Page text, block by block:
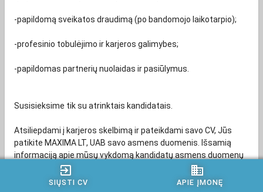
exit_to_app
SIŲSTI CV
business
APIE ĮMONĘ
-papildomą sveikatos draudimą (po bandomojo laikotarpio);
-profesinio tobulėjimo ir karjeros galimybes;
-papildomas partnerių nuolaidas ir pasiūlymus.
Susisieksime tik su atrinktais kandidatais.
Atsiliepdami į karjeros skelbimą ir pateikdami savo CV, Jūs
patikite MAXIMA LT, UAB savo asmens duomenis. Išsamią
informaciją apie mūsų vykdomą kandidatų asmens duomenų
tvarkymą, apie tai, kokius kandidatų duomenis mes renkame ir
tvarkome, kam juos naudojame, kiek laiko saugome ir kt., mes